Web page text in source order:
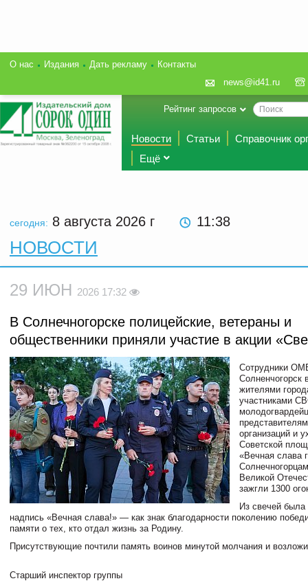
О нас Издания Дать рекламу
Контакты
news@id41.ru
Рейтинг запросов
Новости Статьи
Справочник
Ещё
сегодня: 8 августа 2026 г 11:38
НОВОСТИ
29 ИЮН 2026 17:32
В Солнечногорске полицейские, ветераны и
общественники приняли участие в акции
Сотрудники
Солненчогорск
жителями
участниками
организаций и
Советской
«Вечная слава
Великой
зажгли 1300
Из свечей
надпись «Вечная слава!» — как знак благодарности поколению
памяти о тех, кто отдал жизнь за Родину.
Присутствующие почтили память воинов минутой молчания и
Старший инспектор группы